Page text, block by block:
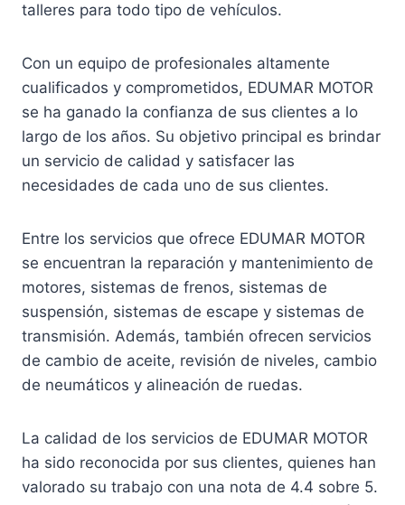
talleres para todo tipo de vehículos.
Con un equipo de profesionales altamente
cualificados y comprometidos, EDUMAR MOTOR
se ha ganado la confianza de sus clientes a lo
largo de los años. Su objetivo principal es brindar
un servicio de calidad y satisfacer las
necesidades de cada uno de sus clientes.
Entre los servicios que ofrece EDUMAR MOTOR
se encuentran la reparación y mantenimiento de
motores, sistemas de frenos, sistemas de
suspensión, sistemas de escape y sistemas de
transmisión. Además, también ofrecen servicios
de cambio de aceite, revisión de niveles, cambio
de neumáticos y alineación de ruedas.
La calidad de los servicios de EDUMAR MOTOR
ha sido reconocida por sus clientes, quienes han
valorado su trabajo con una nota de 4.4 sobre 5.